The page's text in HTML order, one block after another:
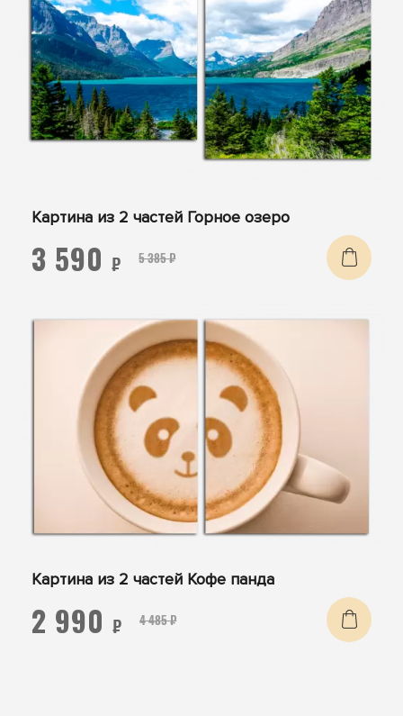
Картина из 2 частей Горное озеро
5 385 ₽
3 590 ₽
Картина из 2 частей Кофе панда
4 485 ₽
2 990 ₽